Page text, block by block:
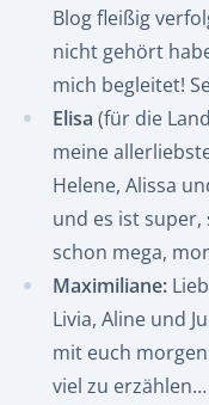
Blog fleißig
nicht gehört
mich begleitet!
Elisa (für die
meine
Helene, Alissa
und es ist
schon mega,
Maximiliane:
Livia, Aline und
mit euch
viel zu